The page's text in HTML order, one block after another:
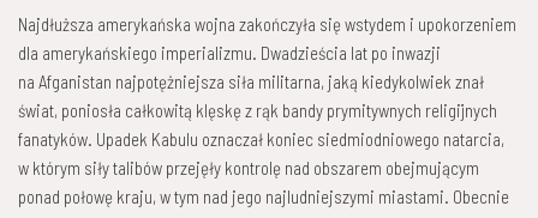
Najdłuższa amerykańska wojna zakończyła się wstydem i upokorzeniem
dla amerykańskiego imperializmu. Dwadzieścia lat po inwazji
na Afganistan najpotężniejsza siła militarna, jaką kiedykolwiek znał
świat, poniosła całkowitą klęskę z rąk bandy prymitywnych religijnych
fanatyków. Upadek Kabulu oznaczał koniec siedmiodniowego natarcia,
w którym siły talibów przejęły kontrolę nad obszarem obejmującym
ponad połowę kraju, w tym nad jego najludniejszymi miastami. Obecnie